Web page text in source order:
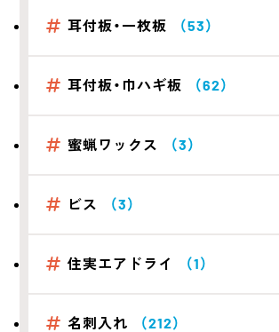
耳付板・一枚板 （53）
耳付板・巾ハギ板 （62）
蜜蝋ワックス （3）
ビス （3）
住実エアドライ （1）
名刺入れ （212）